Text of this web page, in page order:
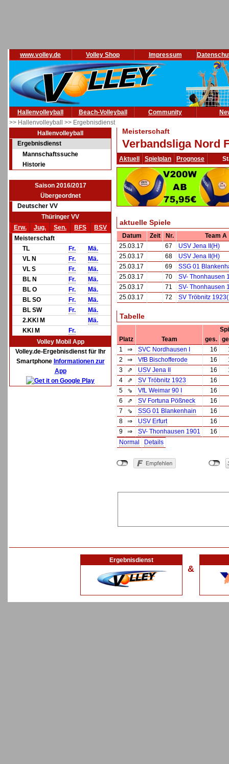
www.volley.de Volley Shop Impressum
Hallenvolleyball Beach-Volleyball Community
>> Hallenvolleyball >> Ergebnisdienst
Hallenvolleyball
Ergebnisdienst
Mannschaftssuche
Historie
Saison 2016/2017
Übergeordnet
Deutscher VV
Thüringer VV
Erw.
Jug. Sen. BFS
BSV
Meisterschaft
TL
Fr.
Mä.
VL N
Fr.
Mä.
VL S
Fr.
Mä.
BL N
Fr.
Mä.
BL O
Fr.
Mä.
BL SO
Fr.
Mä.
BL SW
Fr.
Mä.
2.KKl M
Mä.
KKl M
Fr.
Volley Mobil App
Volley.de-Ergebnisdienst für Ihr
Smartphone Informationen zur
App
Meisterschaft
Verbandsliga Nord
Aktuell Spielplan Prognose
aktuelle Spiele
Datum Zeit Nr.
Team A
25.03.17
67
USV Jena II(H)
25.03.17
68
USV Jena II(H)
25.03.17
69
SSG 01
25.03.17
70
SV- Thonhausen
25.03.17
71
SV- Thonhausen
25.03.17
72 SV Tröbnitz
Tabelle
Platz
Team ges.
1
⇒ SVC Nordhausen I 16
2
⇒ VfB Bischofferode 16
3
⇗ USV Jena II 16
4
⇗ SV Tröbnitz 1923
16
5
⇘ VfL Weimar 90 I
16
6
⇗ SV Fortuna Pößneck
16
7
⇘ SSG 01 Blankenhain
16
8
⇒ USV Erfurt
16
9
⇒ SV- Thonhausen 1901
16
Normal
Details
Ergebnisdienst
&